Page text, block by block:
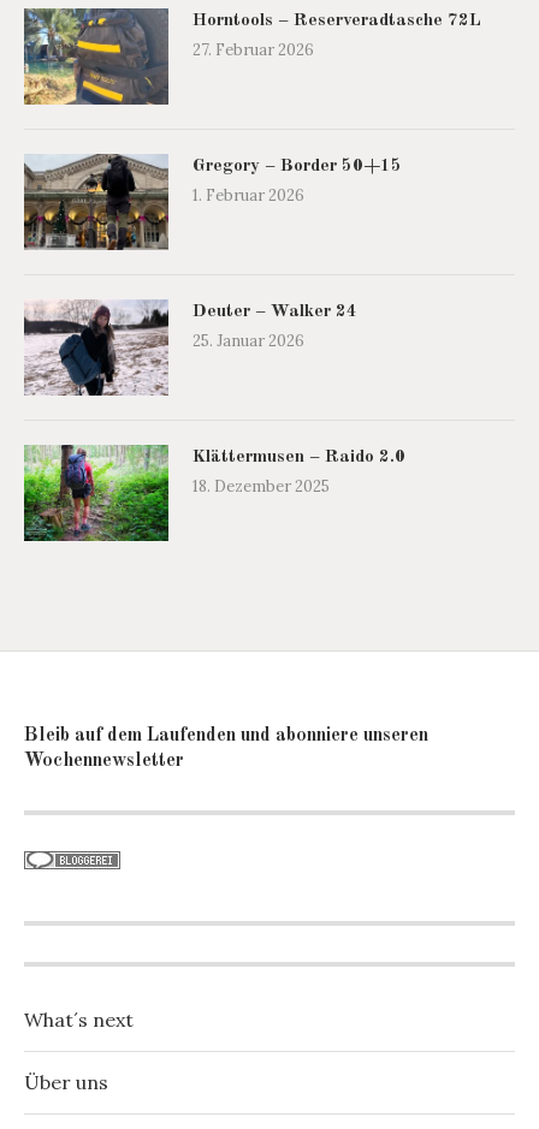
Horntools – Reserveradtasche 72L
27. Februar 2026
Gregory – Border 50+15
1. Februar 2026
Deuter – Walker 24
25. Januar 2026
Klättermusen – Raido 2.0
18. Dezember 2025
Bleib auf dem Laufenden und abonniere unseren
Wochennewsletter
What´s next
Über uns